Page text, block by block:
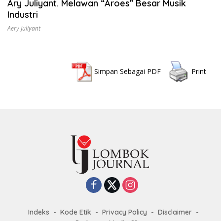
Ary Juliyant. Melawan “Aroes” Besar Musik
Industri
Aery Juliyant
Simpan Sebagai PDF Print
Indeks Kode Etik Privacy Policy
Disclaimer